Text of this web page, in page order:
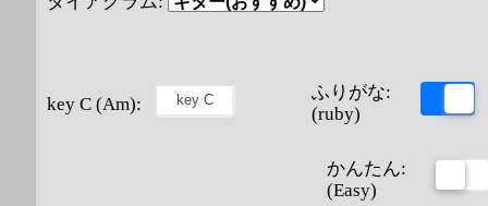
key C (Am):
ふりがな:
(ruby)
かんたん:
(Easy)